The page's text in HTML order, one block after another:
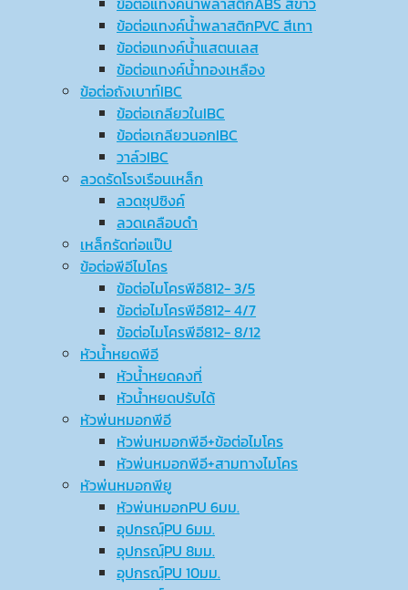
ข้อต่อแทงค์น้ำพลาสติกPVC สีเทา
ข้อต่อแทงค์น้ำแสตนเลส
ข้อต่อแทงค์น้ำทองเหลือง
ข้อต่อถังเบาท์IBC
ข้อต่อเกลียวในIBC
ข้อต่อเกลียวนอกIBC
วาล์วIBC
ลวดรัดโรงเรือนเหล็ก
ลวดชุปซิงค์
ลวดเคลือบดำ
เหล็กรัดท่อแป๊ป
ข้อต่อพีอีไมโคร
ข้อต่อไมโครพีอี812- 3/5
ข้อต่อไมโครพีอี812- 4/7
ข้อต่อไมโครพีอี812- 8/12
หัวน้ำหยดพีอี
หัวน้ำหยดคงที่
หัวน้ำหยดปรับได้
หัวพ่นหมอกพีอี
หัวพ่นหมอกพีอี+ข้อต่อไมโคร
หัวพ่นหมอกพีอี+สามทางไมโคร
หัวพ่นหมอกพียู
หัวพ่นหมอกPU 6มม.
อุปกรณ์ฺPU 6มม.
อุปกรณ์ฺPU 8มม.
อุปกรณ์ฺPU 10มม.